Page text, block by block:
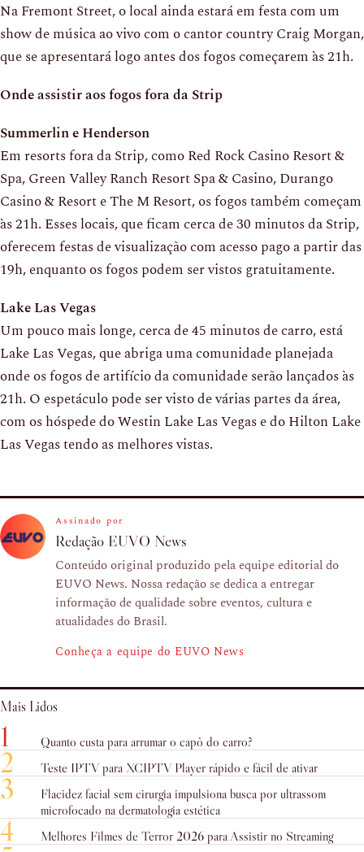
Na Fremont Street, o local ainda estará em festa com um
show de música ao vivo com o cantor country Craig Morgan,
que se apresentará logo antes dos fogos começarem às 21h.
Onde assistir aos fogos fora da Strip
Summerlin e Henderson
Em resorts fora da Strip, como Red Rock Casino Resort &
Spa, Green Valley Ranch Resort Spa & Casino, Durango
Casino & Resort e The M Resort, os fogos também começam
às 21h. Esses locais, que ficam cerca de 30 minutos da Strip,
oferecem festas de visualização com acesso pago a partir das
19h, enquanto os fogos podem ser vistos gratuitamente.
Lake Las Vegas
Um pouco mais longe, cerca de 45 minutos de carro, está
Lake Las Vegas, que abriga uma comunidade planejada
onde os fogos de artifício da comunidade serão lançados às
21h. O espetáculo pode ser visto de várias partes da área,
com os hóspede do Westin Lake Las Vegas e do Hilton Lake
Las Vegas tendo as melhores vistas.
Assinado por
Redação EUVO News
Conteúdo original produzido pela equipe editorial do
EUVO News. Nossa redação se dedica a entregar
informação de qualidade sobre eventos, cultura e
atualidades do Brasil.
Conheça a equipe do EUVO News
Mais Lidos
1 Quanto custa para arrumar o capô do carro?
2 Teste IPTV para XCIPTV Player rápido e fácil de ativar
3
Flacidez facial sem cirurgia impulsiona busca por ultrassom
microfocado na dermatologia estética
4 Melhores Filmes de Terror 2026 para Assistir no Streaming